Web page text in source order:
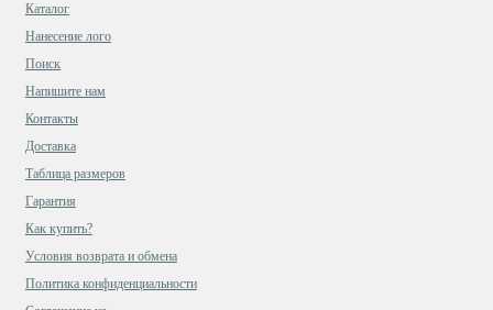
Каталог
Нанесение лого
Поиск
Напишите нам
Контакты
Доставка
Таблица размеров
Гарантия
Как купить?
Условия возврата и обмена
Политика конфиденциальности